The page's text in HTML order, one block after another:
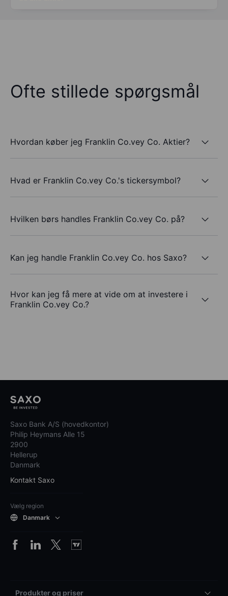
Ofte stillede spørgsmål
Hvordan køber jeg Franklin Co.vey Co. Aktier?
Hvad er Franklin Co.vey Co.'s tickersymbol?
Hvilken børs handles Franklin Co.vey Co. på?
Kan jeg handle Franklin Co.vey Co. hos Saxo?
Hvor kan jeg få mere at vide om at investere i
Franklin Co.vey Co.?
Saxo Bank A/S (hovedkontor)
Philip Heymans Alle 15
2900
Hellerup
Danmark
Kontakt Saxo
Vælg region
Danmark
Produkter og priser